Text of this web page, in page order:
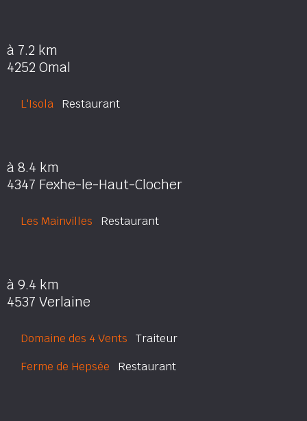
à 7.2 km
4252 Omal
L'Isola Restaurant
à 8.4 km
4347 Fexhe-le-Haut-Clocher
Les Mainvilles Restaurant
à 9.4 km
4537 Verlaine
Domaine des 4 Vents Traiteur
Ferme de Hepsée Restaurant